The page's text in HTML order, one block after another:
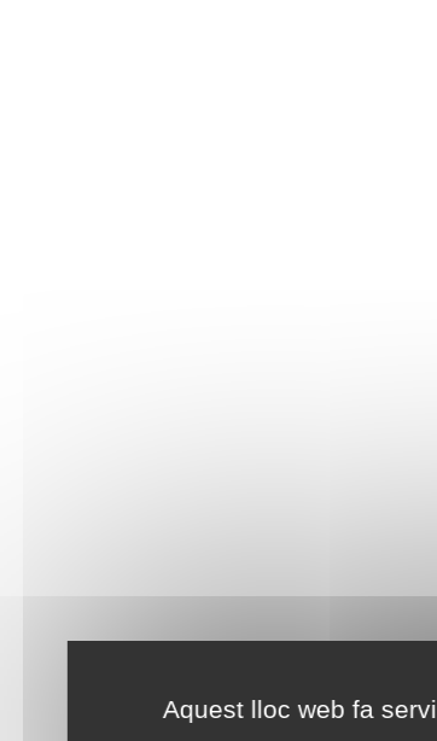
Aquest lloc web fa